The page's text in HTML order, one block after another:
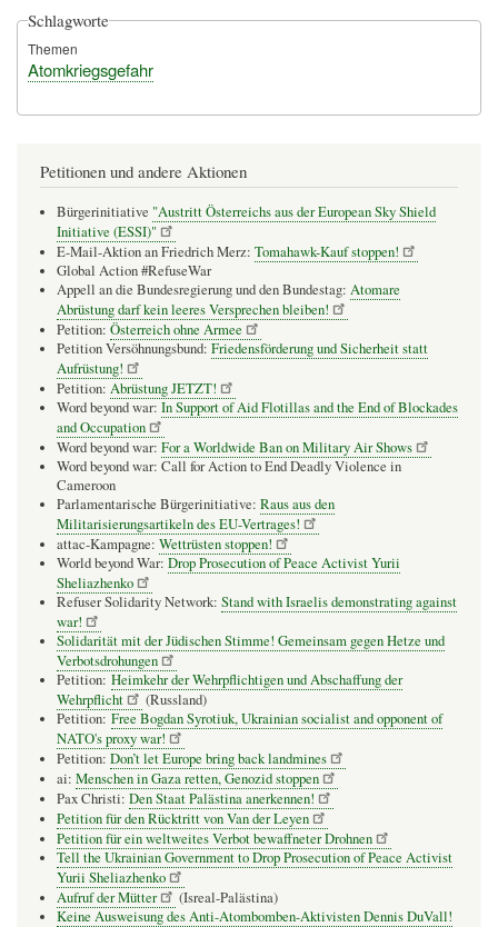
Schlagworte
Themen
Atomkriegsgefahr
Petitionen und andere Aktionen
Bürgerinitiative "Austritt Österreichs aus der European Sky Shield
Initiative (ESSI)"
E-Mail-Aktion an Friedrich Merz: Tomahawk-Kauf stoppen!
Global Action #RefuseWar
Appell an die Bundesregierung und den Bundestag: Atomare
Abrüstung darf kein leeres Versprechen bleiben!
Petition: Österreich ohne Armee
Petition Versöhnungsbund: Friedensförderung und Sicherheit statt
Aufrüstung!
Petition: Abrüstung JETZT!
Word beyond war: In Support of Aid Flotillas and the End of Blockades
and Occupation
Word beyond war: For a Worldwide Ban on Military Air Shows
Word beyond war: Call for Action to End Deadly Violence in
Cameroon
Parlamentarische Bürgerinitiative: Raus aus den
Militarisierungsartikeln des EU-Vertrages!
attac-Kampagne: Wettrüsten stoppen!
World beyond War: Drop Prosecution of Peace Activist Yurii
Sheliazhenko
Refuser Solidarity Network: Stand with Israelis demonstrating against
war!
Solidarität mit der Jüdischen Stimme! Gemeinsam gegen Hetze und
Verbotsdrohungen
Petition: Heimkehr der Wehrpflichtigen und Abschaffung der
Wehrpflicht
(Russland)
Petition: Free Bogdan Syrotiuk, Ukrainian socialist and opponent of
NATO's proxy war!
Petition: Don’t let Europe bring back landmines
ai: Menschen in Gaza retten, Genozid stoppen
Pax Christi: Den Staat Palästina anerkennen!
Petition für den Rücktritt von Van der Leyen
Petition für ein weltweites Verbot bewaffneter Drohnen
Tell the Ukrainian Government to Drop Prosecution of Peace Activist
Yurii Sheliazhenko
Aufruf der Mütter
(Isreal-Palästina)
Keine Ausweisung des Anti-Atombomben-Aktivisten Dennis DuVall!